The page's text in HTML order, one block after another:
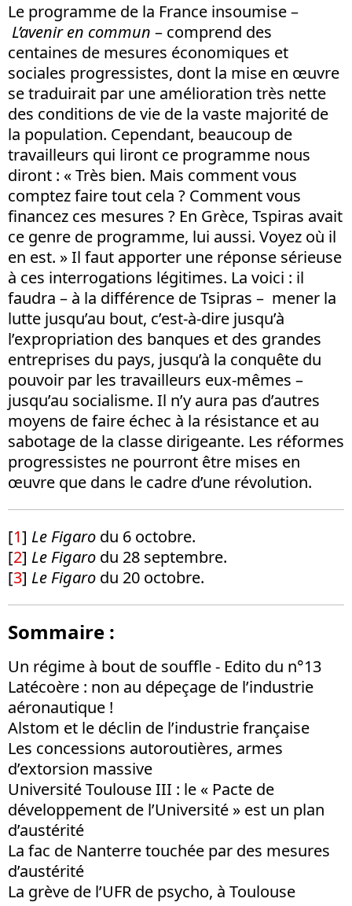
Le programme de la France insoumise –
L’avenir en commun – comprend des
centaines de mesures économiques et
sociales progressistes, dont la mise en œuvre
se traduirait par une amélioration très nette
des conditions de vie de la vaste majorité de
la population. Cependant, beaucoup de
travailleurs qui liront ce programme nous
diront : « Très bien. Mais comment vous
comptez faire tout cela ? Comment vous
financez ces mesures ? En Grèce, Tspiras avait
ce genre de programme, lui aussi. Voyez où il
en est. » Il faut apporter une réponse sérieuse
à ces interrogations légitimes. La voici : il
faudra – à la différence de Tsipras – mener la
lutte jusqu’au bout, c’est-à-dire jusqu’à
l’expropriation des banques et des grandes
entreprises du pays, jusqu’à la conquête du
pouvoir par les travailleurs eux-mêmes –
jusqu’au socialisme. Il n’y aura pas d’autres
moyens de faire échec à la résistance et au
sabotage de la classe dirigeante. Les réformes
progressistes ne pourront être mises en
œuvre que dans le cadre d’une révolution.
[1] Le Figaro du 6 octobre.
[2] Le Figaro du 28 septembre.
[3] Le Figaro du 20 octobre.
Sommaire :
Un régime à bout de souffle - Edito du n°13
Latécoère : non au dépeçage de l’industrie
aéronautique !
Alstom et le déclin de l’industrie française
Les concessions autoroutières, armes
d’extorsion massive
Université Toulouse III : le « Pacte de
développement de l’Université » est un plan
d’austérité
La fac de Nanterre touchée par des mesures
d’austérité
La grève de l’UFR de psycho, à Toulouse